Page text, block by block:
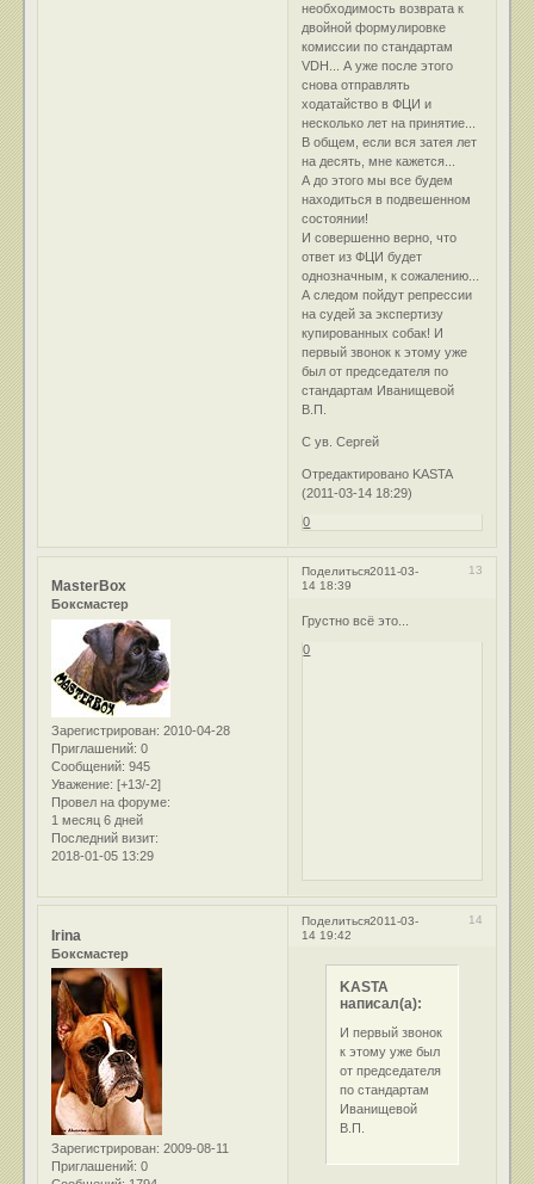
необходимость возврата к
двойной формулировке
комиссии по стандартам
VDH... А уже после этого
снова отправлять
ходатайство в ФЦИ и
несколько лет на принятие...
В общем, если вся затея лет
на десять, мне кажется...
А до этого мы все будем
находиться в подвешенном
состоянии!
И совершенно верно, что
ответ из ФЦИ будет
однозначным, к сожалению...
А следом пойдут репрессии
на судей за экспертизу
купированных собак! И
первый звонок к этому уже
был от председателя по
стандартам Иванищевой
В.П.
С ув. Сергей
Отредактировано KASTA
(2011-03-14 18:29)
0
Поделиться 13
2011-03-
14 18:39
MasterBox
Боксмастер
Зарегистрирован: 2010-04-28
Приглашений: 0
Сообщений: 945
Уважение: [+13/-2]
Провел на форуме:
1 месяц 6 дней
Последний визит:
2018-01-05 13:29
Грустно всё это...
0
Поделиться 14
2011-03-
14 19:42
Irina
Боксмастер
Зарегистрирован: 2009-08-11
Приглашений: 0
KASTA
написал(а):
И первый звонок
к этому уже был
от председателя
по стандартам
Иванищевой
В.П.